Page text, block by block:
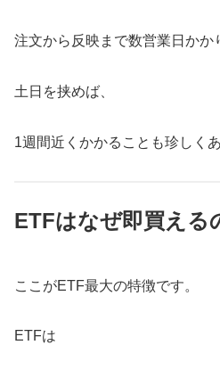
注文から反映まで数営業日かか
土日を挟めば、
1週間近くかかることも珍しく
ETFはなぜ即買える
ここがETF最大の特徴です。
ETFは